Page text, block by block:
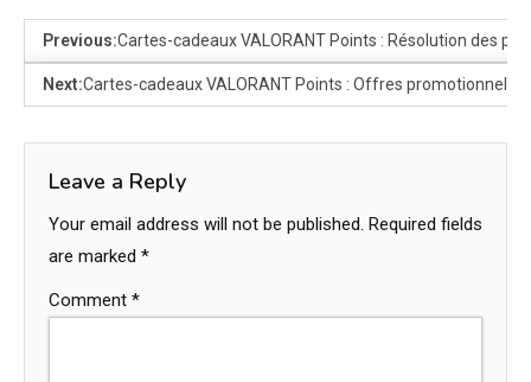
Previous:Cartes-cadeaux VALORANT Points : Résolution des
Next:Cartes-cadeaux VALORANT Points : Offres
Leave a Reply
Your email address will not be published. Required fields
are marked *
Comment *